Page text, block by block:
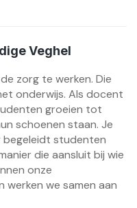
Veghel
zorg te werken. Die
onderwijs. Als docent
groeien tot
schoenen staan. Je
begeleidt studenten
die aansluit bij wie
onze
werken we samen aan